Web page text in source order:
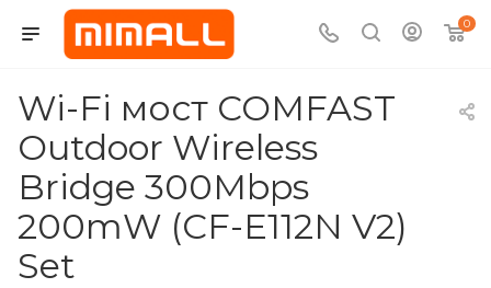
0
Wi-Fi мост COMFAST
Outdoor Wireless
Bridge 300Mbps
200mW (CF-E112N V2)
Set